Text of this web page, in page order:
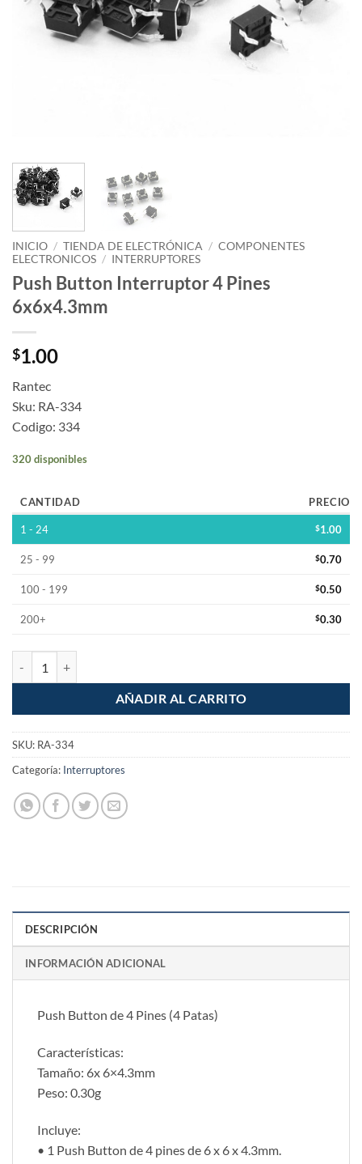
INICIO / TIENDA DE ELECTRÓNICA / COMPONENTES
ELECTRONICOS / INTERRUPTORES
Push Button Interruptor 4 Pines
6x6x4.3mm
$1.00
Rantec
Sku: RA-334
Codigo: 334
320 disponibles
CANTIDAD PRECIO
1 - 24 $1.00
25 - 99 $0.70
100 - 199 $0.50
200+ $0.30
AÑADIR AL CARRITO
SKU: RA-334
Categoría: Interruptores
DESCRIPCIÓN
INFORMACIÓN ADICIONAL
Push Button de 4 Pines (4 Patas)
Características:
Tamaño: 6x 6×4.3mm
Peso: 0.30g
Incluye:
• 1 Push Button de 4 pines de 6 x 6 x 4.3mm.